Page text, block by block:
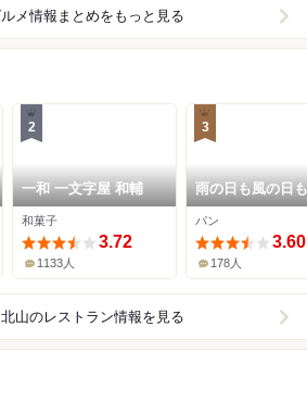
メ情報まとめをもっと見る
2
一和 一文字屋 和輔
和菓子
3.72
1133人
3
雨の日も風の日も
パン
3.60
178人
山のレストラン情報を見る